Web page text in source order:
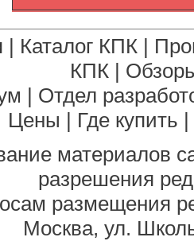
| Каталог КПК |
КПК |
| Отдел
Цены | Где купить |
материалов
разрешения
размещения
Москва, ул.